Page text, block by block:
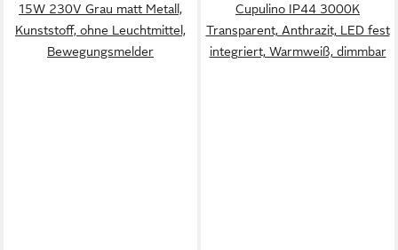
15W 230V Grau matt Metall,
Kunststoff, ohne Leuchtmittel,
Bewegungsmelder
Cupulino IP44 3000K
Transparent, Anthrazit, LED fest
integriert, Warmweiß, dimmbar